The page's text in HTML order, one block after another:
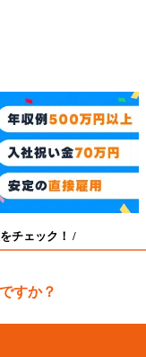
をチェック！ /
すか？